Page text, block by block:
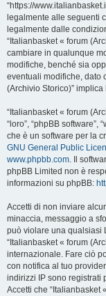
“https://
legalmente alle seguenti
legalmente dalle
“Italianbasket « forum
cambiare in qualunque
modifiche, benché sia
eventuali modifiche, dato
(Archivio Storico)”
“Italianbasket « forum
“loro”, “phpBB software”,
che è un software per la
GNU General Public
www.phpbb.com. Il
phpBB Limited non è
informazioni su phpBB:
Accetti di non inviare
minaccia, messaggio a
può violare una qualsiasi
“Italianbasket « forum
internazionale. Fare ciò
con notifica al tuo
indirizzi IP sono registrati
Accetti che “Italianbasket